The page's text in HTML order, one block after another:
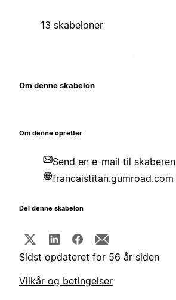
13 skabeloner
Om denne skabelon
Om denne opretter
Send en e-mail til skaberen
francaistitan.gumroad.com
Del denne skabelon
Sidst opdateret for 56 år siden
Vilkår og betingelser